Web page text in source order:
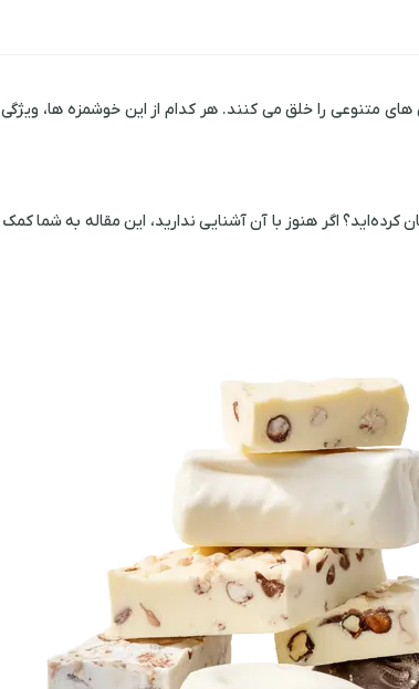
متنوعی را خلق می ‌کنند. هر کدام از این خوشمزه ها، ویژگی
کرده‌اید؟ اگر هنوز با آن آشنایی ندارید، این مقاله به شما